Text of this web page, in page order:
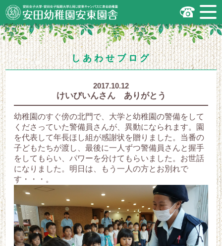
広島市安佐南区の安田幼稚園安東園舎
｜安田女子大学・安田女子短期大学と
同じ安東キャンパスにある幼稚園
.
安田女子大学・安田女子短期大学と同じ
安東キャンパスにある幼稚園
しあわせブログ
2017.10.12
けいびいんさん ありがとう
幼稚園のすぐ傍の北門で、大学と幼稚園の警備をして
くださっていた警備員さんが、異動になられます。園
を代表して年長ほし組が感謝状を贈りました。当番の
子どもたちが渡し、最後に一人ずつ警備員さんと握手
をしてもらい、パワーを分けてもらいました。お世話
になりました。明日は、もう一人の方とお別れで
す・・・。